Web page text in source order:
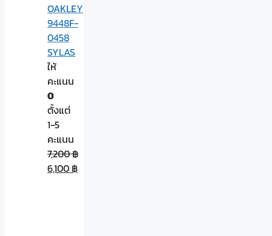
OAKLEY
9448F-
0458
SYLAS
ให้
คะแนน
0
ตั้งแต่
1-5
คะแนน
7,200฿
6,100 ฿